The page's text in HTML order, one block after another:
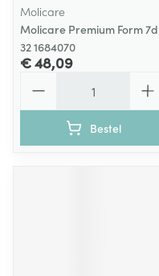
Molicare
Molicare Premium Form 7d
32 1684070
€ 48,09
Bestel